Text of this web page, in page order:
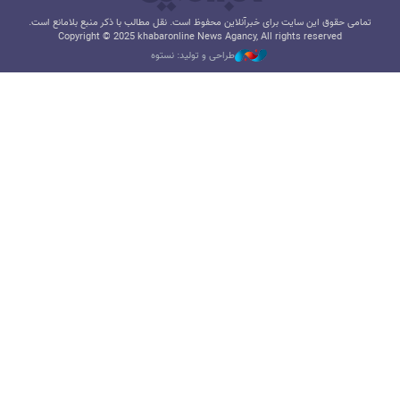
تمامی حقوق این سایت برای خبرآنلاین محفوظ است. نقل مطالب با ذکر منبع بلامانع است.
Copyright © 2025 khabaronline News Agancy, All rights reserved
طراحی و تولید: نستوه